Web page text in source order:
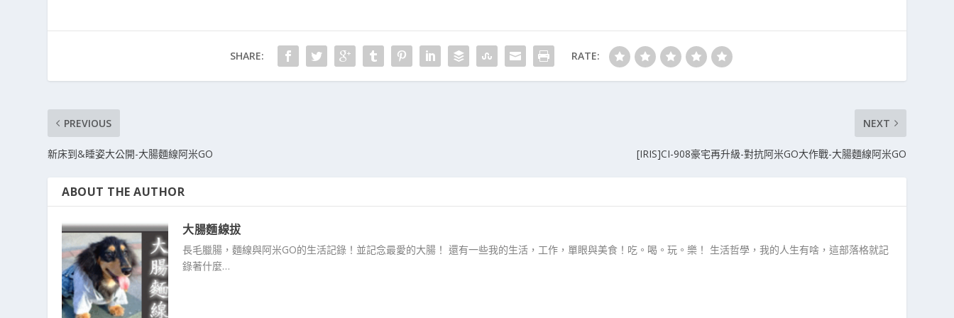
SHARE: RATE:
PREVIOUS
新床到&睡姿大公開-大腸麵線阿米GO
NEXT
[IRIS]CI-908豪宅再升級-對抗阿米GO大作戰-大腸麵線阿米GO
ABOUT THE AUTHOR
大腸麵線拔
長毛臘腸，麵線與阿米GO的生活記錄！並記念最愛的大腸！ 還有一些我的生活，工作，單眼與美食！吃。喝。玩。樂！ 生活哲學，我的人生有啥，這部落格就記
錄著什麼…